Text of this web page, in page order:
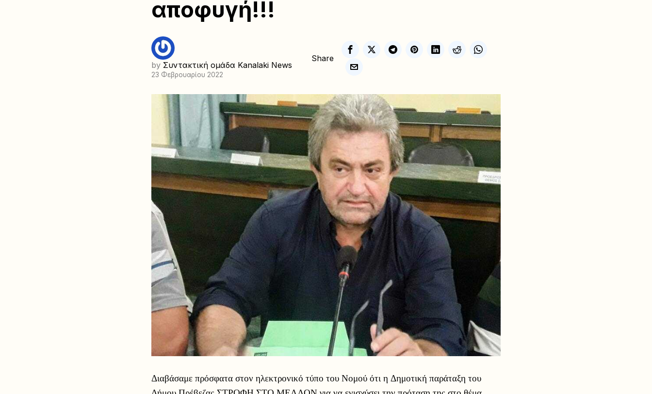
αποφυγή!!!
by Συντακτική ομάδα Kanalaki News
23 Φεβρουαρίου 2022
Share
Διαβάσαμε πρόσφατα στον ηλεκτρονικό τύπο του Νομού ότι η Δημοτική παράταξη του